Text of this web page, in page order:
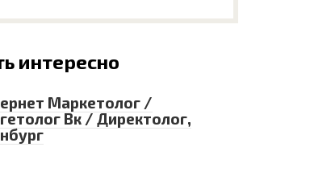
интересно
Маркетолог /
Вк / Директолог,